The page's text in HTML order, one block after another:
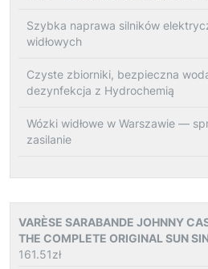
Szybka naprawa silników
widłowych
Czyste zbiorniki, bezpieczna
dezynfekcja z Hydrochemią
Wózki widłowe w Warszawie —
zasilanie
VARÈSE SARABANDE JOHNNY
THE COMPLETE ORIGINAL SUN
161.51zł